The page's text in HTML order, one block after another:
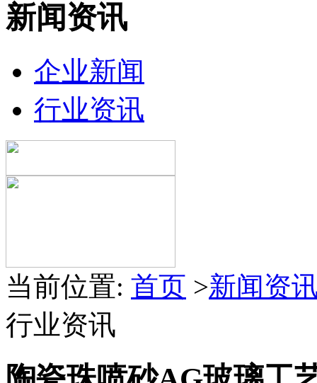
新闻资讯
企业新闻
行业资讯
当前位置: 首页 >新闻资
行业资讯